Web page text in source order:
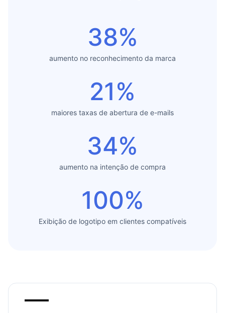
38%
aumento no reconhecimento da marca
21%
maiores taxas de abertura de e-mails
34%
aumento na intenção de compra
100%
Exibição de logotipo em clientes compatíveis